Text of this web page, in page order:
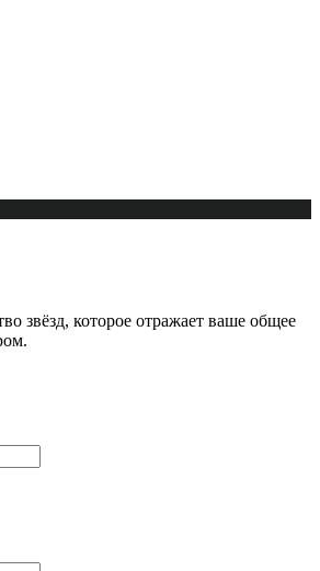
звёзд, которое отражает ваше общее